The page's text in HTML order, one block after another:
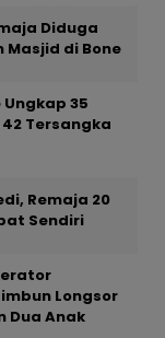
Diduga
Masjid di Bone
35
Tersangka
Remaja 20
Sendiri
Longsor
Dua Anak